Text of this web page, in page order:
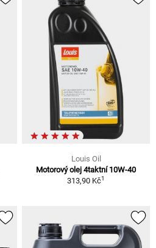
Louis Oil
Motorový olej 4taktní 10W-40
313,90 Kč1